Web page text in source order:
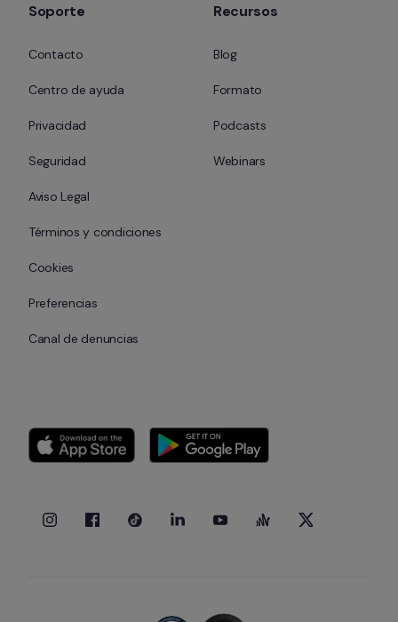
Soporte
Contacto
Centro de ayuda
Privacidad
Seguridad
Aviso Legal
Términos y condiciones
Cookies
Preferencias
Canal de denuncias
Recursos
Blog
Formato
Podcasts
Webinars